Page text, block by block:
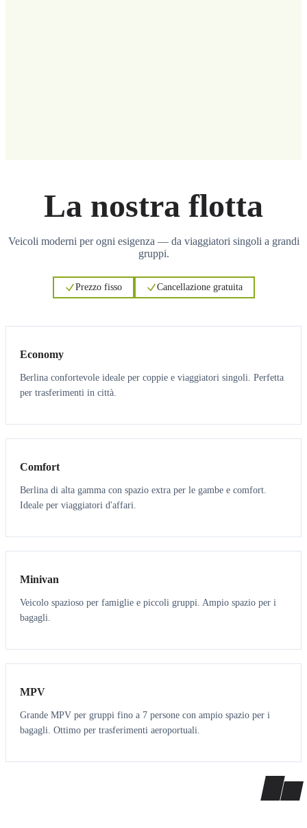
La nostra flotta
Veicoli moderni per ogni esigenza — da viaggiatori singoli a grandi
gruppi.
Prezzo fisso Cancellazione gratuita
Economy
Berlina confortevole ideale per coppie e viaggiatori singoli. Perfetta
per trasferimenti in città.
3 3
Comfort
Berlina di alta gamma con spazio extra per le gambe e comfort.
Ideale per viaggiatori d'affari.
6 5
Minivan
Veicolo spazioso per famiglie e piccoli gruppi. Ampio spazio per i
bagagli.
7 7
MPV
Grande MPV per gruppi fino a 7 persone con ampio spazio per i
bagagli. Ottimo per trasferimenti aeroportuali.